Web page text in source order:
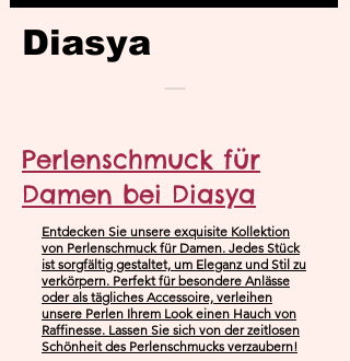
Diasya
Perlenschmuck für
Damen bei Diasya
Entdecken Sie unsere exquisite Kollektion
von Perlenschmuck für Damen. Jedes Stück
ist sorgfältig gestaltet, um Eleganz und Stil zu
verkörpern. Perfekt für besondere Anlässe
oder als tägliches Accessoire, verleihen
unsere Perlen Ihrem Look einen Hauch von
Raffinesse. Lassen Sie sich von der zeitlosen
Schönheit des Perlenschmucks verzaubern!